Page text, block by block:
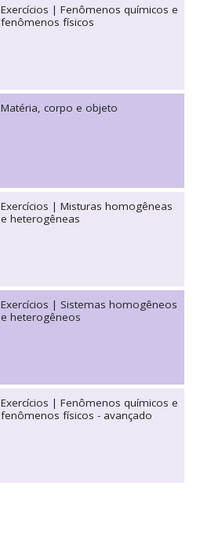
Exercícios | Fenômenos químicos e
fenômenos físicos
Matéria, corpo e objeto
Exercícios | Misturas homogêneas
e heterogêneas
Exercícios | Sistemas homogêneos
e heterogêneos
Exercícios | Fenômenos químicos e
fenômenos físicos - avançado